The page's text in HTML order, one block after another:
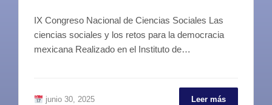
IX Congreso Nacional de Ciencias Sociales Las
ciencias sociales y los retos para la democracia
mexicana Realizado en el Instituto de…
junio 30, 2025 Leer más